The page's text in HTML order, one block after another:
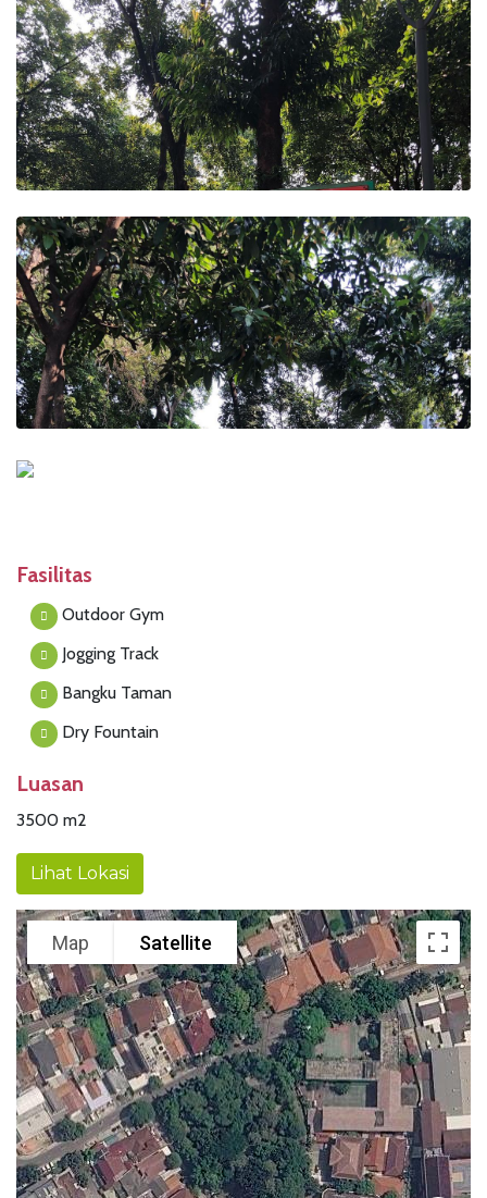
Fasilitas
Outdoor Gym
Jogging Track
Bangku Taman
Dry Fountain
Luasan
3500 m2
Lihat Lokasi
Map Satellite